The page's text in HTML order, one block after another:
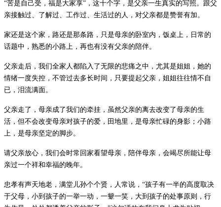
“苦是自己受，福是大家享” ，这十个字，是父亲一生真实的写照。跟父
亲接触过、了解过、工作过、生活过的人，对父亲都是赞誉有加。
家还是这个家，路还是那条路，只是母亲的卧室内，饭桌上，日常的
话题中，熟悉的小路上，再也有没有父亲的陪伴。
父亲走后，我们全家人都陷入了无限的悲痛之中，尤其是姐姐，她的
情绪一度失控，不管过去多长时间，只要提起父亲，姐姐往往情不自
已，泪流满面。
父亲走了，母亲成了我们的牵挂，虽然父亲的离去改变了母亲的生
活，但不会改变母亲对孩子的爱，田地里，是母亲忙碌的身影；小路
上，是母亲坚定的脚步。
请父亲放心，我们会时常回家看望母亲，陪伴母亲，会竭尽所能让母
亲过一个祥和幸福的晚年。
忠孝有声天地老，满堂儿孙个个贤，人常说， “孩子有一半的高度取决
于父母，小到孩子的一举一动，一颦一笑，大到孩子的处事原则，行